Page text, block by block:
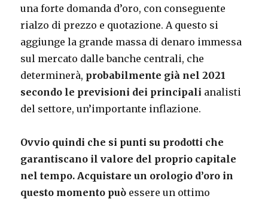
una forte domanda d’oro, con conseguente
rialzo di prezzo e quotazione. A questo si
aggiunge la grande massa di denaro immessa
sul mercato dalle banche centrali, che
determinerà, probabilmente già nel 2021
secondo le previsioni dei principali analisti
del settore, un’importante inflazione.
Ovvio quindi che si punti su prodotti che
garantiscano il valore del proprio capitale
nel tempo. Acquistare un orologio d’oro in
questo momento può essere un ottimo